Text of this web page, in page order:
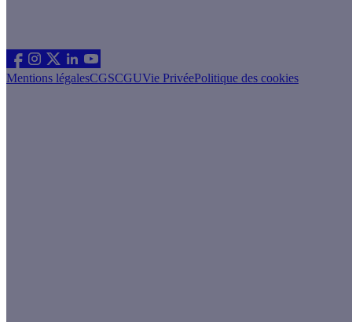
Mentions légalesCGSCGUVie PrivéePolitique des cookies